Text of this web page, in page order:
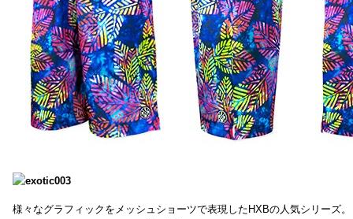
様々なグラフィックをメッシュショーツで表現したHXBの人気シリーズ。